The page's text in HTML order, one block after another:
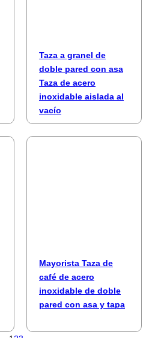
Taza a granel de
doble pared con asa
Taza de acero
inoxidable aislada al
vacío
Mayorista Taza de
café de acero
inoxidable de doble
pared con asa y tapa